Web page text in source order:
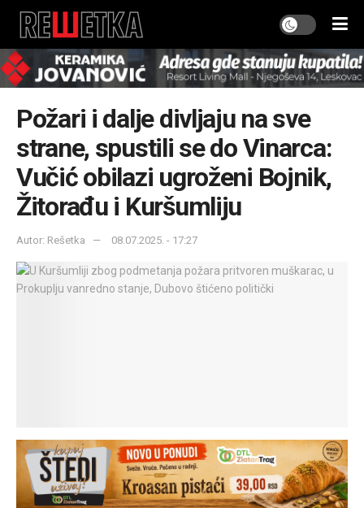
Požari i dalje divljaju na sve
strane, spustili se do Vinarca:
Vučić obilazi ugroženi Bojnik,
Žitorađu i Kuršumliju
Autor: Rešetka 08.07.2025. - 17:27